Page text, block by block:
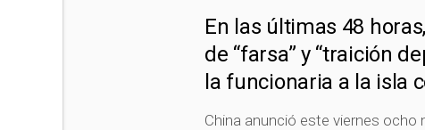
En las últimas 48
de “farsa” y “traición
la funcionaria a la isla
China anunció este viernes ocho